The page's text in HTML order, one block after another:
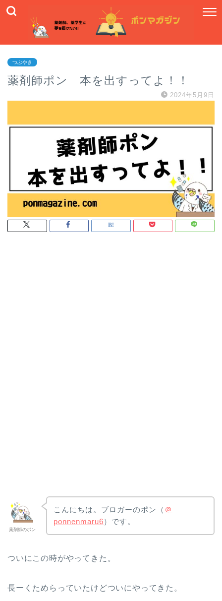
つぶやき
薬剤師ポン 本を出すってよ！！
2024年5月9日
薬剤師のポン
こんにちは。ブロガーのポン（ ＠
ponnenmaru6）です。
ついにこの時がやってきた。
長ーくためらっていたけどついにやってきた。